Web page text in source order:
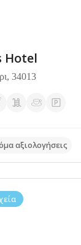
αξιολογήσεις
Hotel
34013